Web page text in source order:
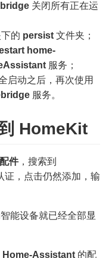
关闭所有正在运
的 persist 文件夹；
home-
服务；
启动之后，再次使用
服务。
HomeKit
件，搜索到
证，点击仍然添加，输
能设备就已经全部显
Home-Assistant 的配